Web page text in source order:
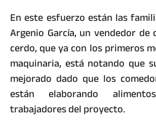
En este esfuerzo están las
Argenio García, un vendedor de
cerdo, que ya con los primeros
maquinaria, está notando que
mejorado dado que los
están elaborando
trabajadores del proyecto.